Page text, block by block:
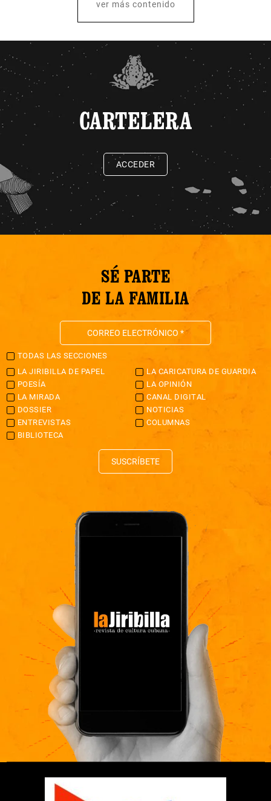
ver más contenido
CARTELERA
ACCEDER
SÉ PARTE
DE LA FAMILIA
TODAS LAS SECCIONES
LA JIRIBILLA DE PAPEL
LA CARICATURA DE GUARDIA
POESÍA
LA OPINIÓN
LA MIRADA
CANAL DIGITAL
DOSSIER
NOTICIAS
ENTREVISTAS
COLUMNAS
BIBLIOTECA
SUSCRÍBETE